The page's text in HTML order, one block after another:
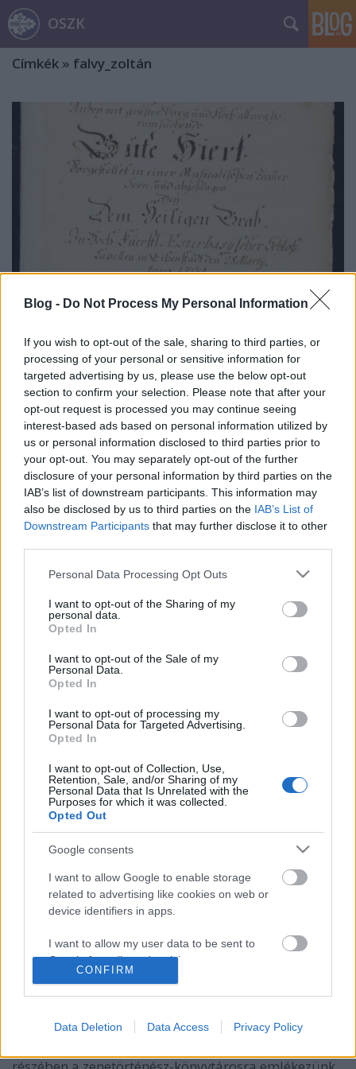
Blog - Do Not Process My Personal Information
If you wish to opt-out of the sale, sharing to third parties, or
processing of your personal or sensitive information for
targeted advertising by us, please use the below opt-out
section to confirm your selection. Please note that after your
opt-out request is processed you may continue seeing
interest-based ads based on personal information utilized by
us or personal information disclosed to third parties prior to
your opt-out. You may separately opt-out of the further
disclosure of your personal information by third parties on the
IAB’s list of downstream participants. This information may
also be disclosed by us to third parties on the IAB’s List of
Downstream Participants that may further disclose it to other
Please note that this website/app uses one or more Google
not limited to your visit or usage behaviour. You may click to
grant or deny consent to Google and its third-party tags to
use your data for below specified purposes in below Google
consent section.
Personal Data Processing Opt Outs
I want to opt-out of the Sharing of my
personal data.
Opted In
I want to opt-out of the Sale of my
Personal Data.
Opted In
I want to opt-out of processing my
Personal Data for Targeted Advertising.
Opted In
I want to opt-out of Collection, Use,
Retention, Sale, and/or Sharing of my
Personal Data that Is Unrelated with the
Purposes for which it was collected.
Opted Out
Google consents
I want to allow Google to enable storage
related to advertising like cookies on web or
device identifiers in apps.
I want to allow my user data to be sent to
Google for online advertising purposes.
related to analytics like cookies on web or
CONFIRM
Data Deletion Data Access Privacy Policy
OSZK
Címkék » falvy_zoltán
Régi és új kincsek a 100 éves
Zeneműtárból. Második rész
Kiállítás a Zeneműtár felállításának
centenáriumán
2024. május 03.
Száz évvel ezelőtt, május 1-jén alakult meg a Magyar
Nemzeti Múzeum könyvtárának Zenei Osztálya, a
későbbi Zeneműtár. A centenáriumot köszöntő
alkalmi kiállítás, melyet az AIBM Magyar Nemzeti
Csoport és az OSZK április 17-én tartott szakmai
könyvtáros. 2. rész
Hatvanöt esztendővel ezelőtt hunyt el Vécsey
nemzetikonyvtar•2021. szeptember 22.
Vécsey Jenő a nemzeti könyvtár Zeneműtárának
Blogbejegyzésünk első részében kevéssé ismert